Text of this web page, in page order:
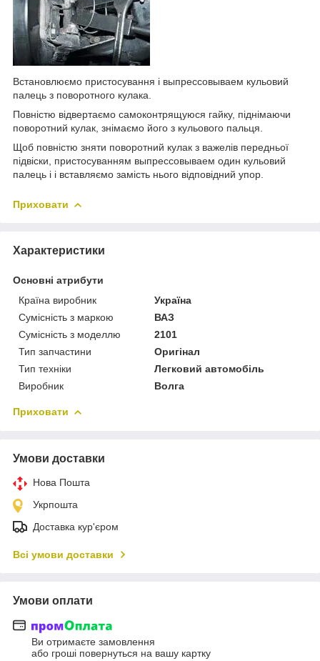
Встановлюємо пристосування і выпрессовываем кульовий
палець з поворотного кулака.
Повністю відвертаємо самоконтрящуюся гайку, піднімаючи
поворотний кулак, знімаємо його з кульового пальця.
Щоб повністю зняти поворотний кулак з важелів передньої
підвіски, пристосуванням выпрессовываем один кульовий
палець і і вставляємо замість нього відповідний упор.
Приховати
Характеристики
Основні атрибути
Країна виробник
Україна
Сумісність з маркою
ВАЗ
Сумісність з моделлю
2101
Тип запчастини
Оригінал
Тип техніки
Легковий автомобіль
Виробник
Волга
Приховати
Умови доставки
Нова Пошта
Укрпошта
Доставка кур'єром
Всі умови доставки
Умови оплати
Ви отримаєте замовлення
або гроші повернуться на вашу картку